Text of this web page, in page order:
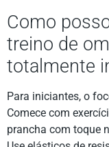
Como
treino de
totalmente
Para iniciantes, o
Comece com
prancha com toque